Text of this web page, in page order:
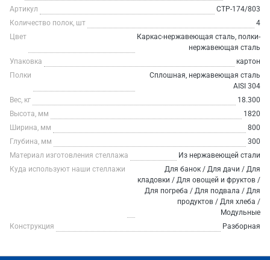
Артикул
СТР-174/803
Количество полок, шт
4
Цвет
Каркас-нержавеющая сталь, полки-
нержавеющая сталь
Упаковка
картон
Полки
Сплошная, нержавеющая сталь
AISI 304
Вес, кг
18.300
Высота, мм
1820
Ширина, мм
800
Глубина, мм
300
Материал изготовления стеллажа
Из нержавеющей стали
Куда используют наши стеллажи
Для банок / Для дачи / Для
кладовки / Для овощей и фруктов /
Для погреба / Для подвала / Для
продуктов / Для хлеба /
Модульные
Конструкция
Разборная